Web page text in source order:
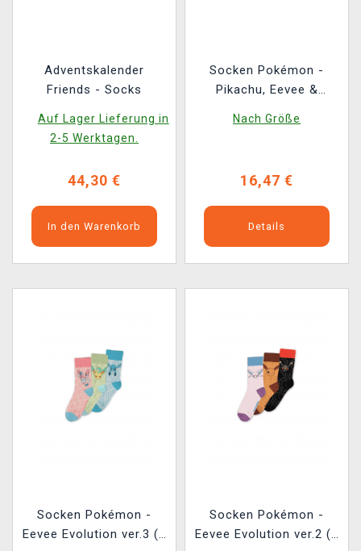
Adventskalender
Friends - Socks
Auf Lager Lieferung in
2-5 Werktagen.
44,30 €
In den Warenkorb
Socken Pokémon -
Pikachu, Eevee &
Nach Größe
16,47 €
Details
Socken Pokémon -
Eevee Evolution ver.3 (3
Socken Pokémon -
Eevee Evolution ver.2 (3